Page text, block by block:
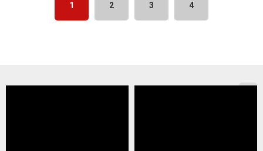
1 2 3 4